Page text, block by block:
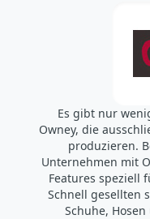
Es gibt nur
Owney, die
produzieren.
Unternehmen mit
Features speziell
Schnell gesellten
Schuhe,